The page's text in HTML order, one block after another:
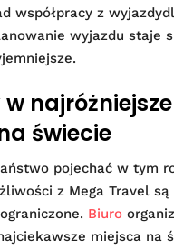
współpracy z
wyjazdu staje
najróżniejsze
świecie
pojechać w tym
z Mega Travel
Biuro
miejsca na